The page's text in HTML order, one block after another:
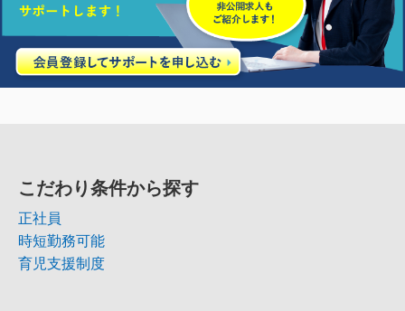
こだわり条件から探す
正社員
時短勤務可能
育児支援制度